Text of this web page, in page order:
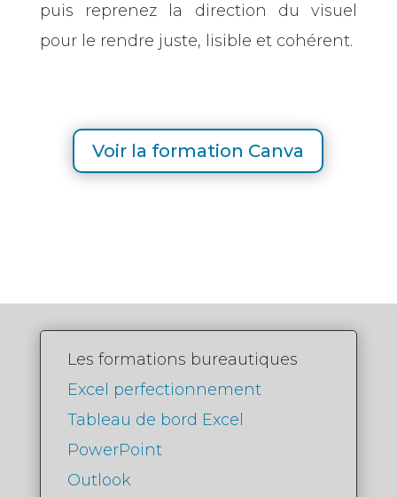
puis reprenez la direction du visuel
pour le rendre juste, lisible et cohérent.
Voir la formation Canva
Les formations bureautiques
Excel perfectionnement
Tableau de bord Excel
PowerPoint
Outlook